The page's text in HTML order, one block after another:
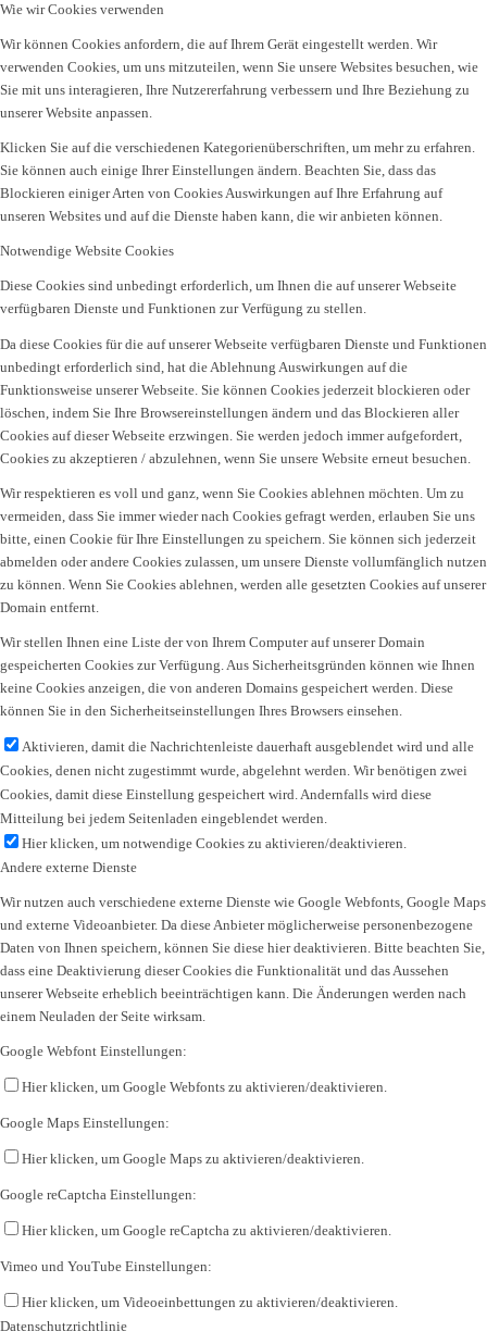
Wie wir Cookies verwenden
Wir können Cookies anfordern, die auf Ihrem Gerät eingestellt werden. Wir
verwenden Cookies, um uns mitzuteilen, wenn Sie unsere Websites besuchen, wie
Sie mit uns interagieren, Ihre Nutzererfahrung verbessern und Ihre Beziehung zu
unserer Website anpassen.
Klicken Sie auf die verschiedenen Kategorienüberschriften, um mehr zu erfahren.
Sie können auch einige Ihrer Einstellungen ändern. Beachten Sie, dass das
Blockieren einiger Arten von Cookies Auswirkungen auf Ihre Erfahrung auf
unseren Websites und auf die Dienste haben kann, die wir anbieten können.
Notwendige Website Cookies
Diese Cookies sind unbedingt erforderlich, um Ihnen die auf unserer Webseite
verfügbaren Dienste und Funktionen zur Verfügung zu stellen.
Da diese Cookies für die auf unserer Webseite verfügbaren Dienste und Funktionen
unbedingt erforderlich sind, hat die Ablehnung Auswirkungen auf die
Funktionsweise unserer Webseite. Sie können Cookies jederzeit blockieren oder
löschen, indem Sie Ihre Browsereinstellungen ändern und das Blockieren aller
Cookies auf dieser Webseite erzwingen. Sie werden jedoch immer aufgefordert,
Cookies zu akzeptieren / abzulehnen, wenn Sie unsere Website erneut besuchen.
Wir respektieren es voll und ganz, wenn Sie Cookies ablehnen möchten. Um zu
vermeiden, dass Sie immer wieder nach Cookies gefragt werden, erlauben Sie uns
bitte, einen Cookie für Ihre Einstellungen zu speichern. Sie können sich jederzeit
abmelden oder andere Cookies zulassen, um unsere Dienste vollumfänglich nutzen
zu können. Wenn Sie Cookies ablehnen, werden alle gesetzten Cookies auf unserer
Domain entfernt.
Wir stellen Ihnen eine Liste der von Ihrem Computer auf unserer Domain
gespeicherten Cookies zur Verfügung. Aus Sicherheitsgründen können wie Ihnen
keine Cookies anzeigen, die von anderen Domains gespeichert werden. Diese
können Sie in den Sicherheitseinstellungen Ihres Browsers einsehen.
Aktivieren, damit die Nachrichtenleiste dauerhaft ausgeblendet wird und alle
Cookies, denen nicht zugestimmt wurde, abgelehnt werden. Wir benötigen zwei
Cookies, damit diese Einstellung gespeichert wird. Andernfalls wird diese
Mitteilung bei jedem Seitenladen eingeblendet werden.
Hier klicken, um notwendige Cookies zu aktivieren/deaktivieren.
Andere externe Dienste
Wir nutzen auch verschiedene externe Dienste wie Google Webfonts, Google Maps
und externe Videoanbieter. Da diese Anbieter möglicherweise personenbezogene
Daten von Ihnen speichern, können Sie diese hier deaktivieren. Bitte beachten Sie,
dass eine Deaktivierung dieser Cookies die Funktionalität und das Aussehen
unserer Webseite erheblich beeinträchtigen kann. Die Änderungen werden nach
einem Neuladen der Seite wirksam.
Google Webfont Einstellungen:
Hier klicken, um Google Webfonts zu aktivieren/deaktivieren.
Google Maps Einstellungen:
Hier klicken, um Google Maps zu aktivieren/deaktivieren.
Google reCaptcha Einstellungen:
Hier klicken, um Google reCaptcha zu aktivieren/deaktivieren.
Vimeo und YouTube Einstellungen:
Hier klicken, um Videoeinbettungen zu aktivieren/deaktivieren.
Datenschutzrichtlinie